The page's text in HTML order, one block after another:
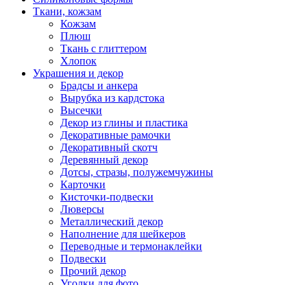
Ткани, кожзам
Кожзам
Плюш
Ткань с глиттером
Хлопок
Украшения и декор
Брадсы и анкера
Вырубка из кардстока
Высечки
Декор из глины и пластика
Декоративные рамочки
Декоративный скотч
Деревянный декор
Дотсы, стразы, полужемчужины
Карточки
Кисточки-подвески
Люверсы
Металлический декор
Наполнение для шейкеров
Переводные и термонаклейки
Подвески
Прочий декор